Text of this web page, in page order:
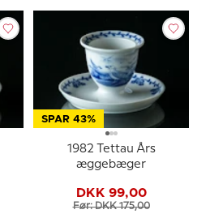
SPAR 43%
1982 Tettau Års
æggebæger
DKK 99,00
Før: DKK 175,00